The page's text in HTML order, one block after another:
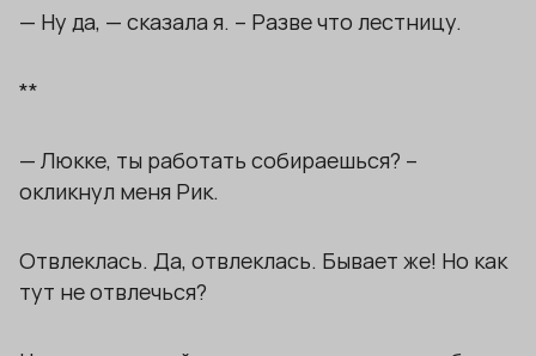
— Ну да, — сказала я. – Разве что лестницу.
**
— Люкке, ты работать собираешься? –
окликнул меня Рик.
Отвлеклась. Да, отвлеклась. Бывает же! Но как
тут не отвлечься?